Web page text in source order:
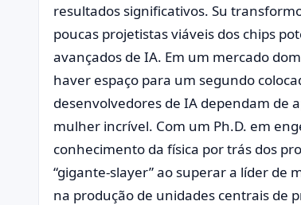
resultados significativos. Su
poucas projetistas viáveis dos chips
avançados de IA. Em um mercado
haver espaço para um segundo
desenvolvedores de IA dependam de
mulher incrível. Com um Ph.D. em
conhecimento da física por trás dos
“gigante-slayer” ao superar a líder de
na produção de unidades centrais de